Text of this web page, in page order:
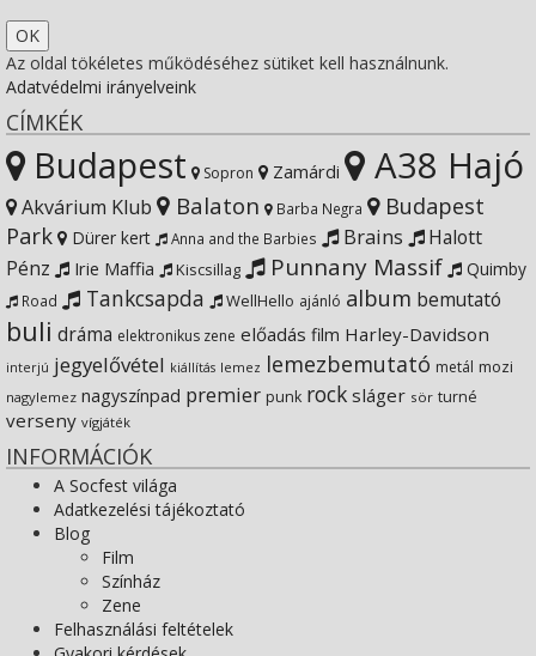
Twitter
on
Instagram
profile
on
YouTube
SocfestHun’s
profile
on
Google+
Az oldal tökéletes működéséhez sütiket kell használnunk.
Adatvédelmi irányelveink
CÍMKÉK
Budapest Sopron Zamárdi A38 Hajó
Akvárium Klub Balaton Barba Negra
Budapest
Park
Dürer kert Anna and the Barbies Brains
Halott
Pénz
Irie Maffia Kiscsillag Punnany Massif Quimby
Road Tankcsapda WellHello ajánló album bemutató
buli dráma elektronikus zene előadás film Harley-Davidson
interjú jegyelővétel kiállítás lemez lemezbemutató metál mozi
nagylemez nagyszínpad premier punk rock sláger sör turné
verseny vígjáték
INFORMÁCIÓK
A Socfest világa
Adatkezelési tájékoztató
Blog
Film
Színház
Zene
Felhasználási feltételek